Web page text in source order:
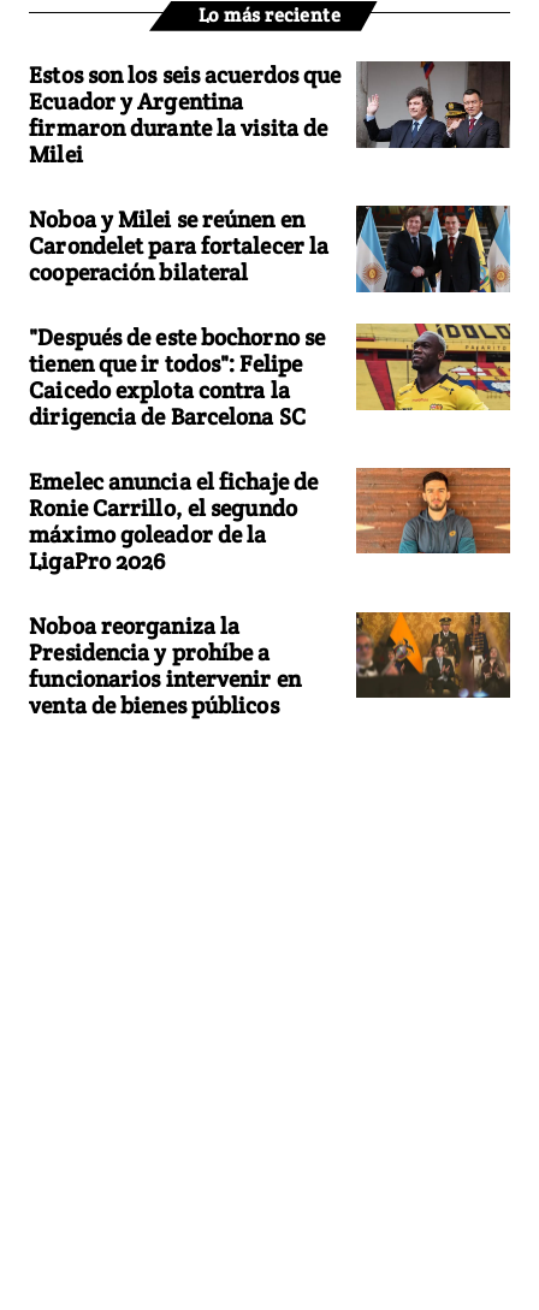
Lo más reciente
Estos son los seis acuerdos que
Ecuador y Argentina
firmaron durante la visita de
Milei
Noboa y Milei se reúnen en
Carondelet para fortalecer la
cooperación bilateral
"Después de este bochorno se
tienen que ir todos": Felipe
Caicedo explota contra la
dirigencia de Barcelona SC
Emelec anuncia el fichaje de
Ronie Carrillo, el segundo
máximo goleador de la
LigaPro 2026
Noboa reorganiza la
Presidencia y prohíbe a
funcionarios intervenir en
venta de bienes públicos